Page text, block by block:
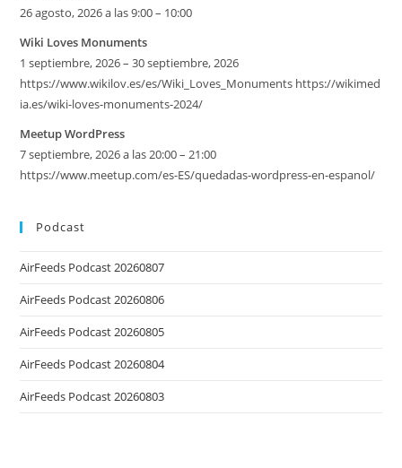
26 agosto, 2026 a las 9:00 – 10:00
Wiki Loves Monuments
1 septiembre, 2026 – 30 septiembre, 2026
https://www.wikilov.es/es/Wiki_Loves_Monuments https://wikimed
ia.es/wiki-loves-monuments-2024/
Meetup WordPress
7 septiembre, 2026 a las 20:00 – 21:00
https://www.meetup.com/es-ES/quedadas-wordpress-en-espanol/
Podcast
AirFeeds Podcast 20260807
AirFeeds Podcast 20260806
AirFeeds Podcast 20260805
AirFeeds Podcast 20260804
AirFeeds Podcast 20260803